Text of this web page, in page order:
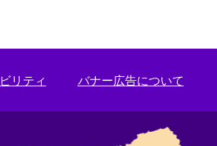
リティ バナー広告について